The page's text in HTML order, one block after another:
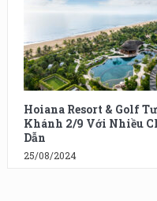
Hoiana Resort & Golf
Khánh 2/9 Với Nhiều
Dẫn
25/08/2024